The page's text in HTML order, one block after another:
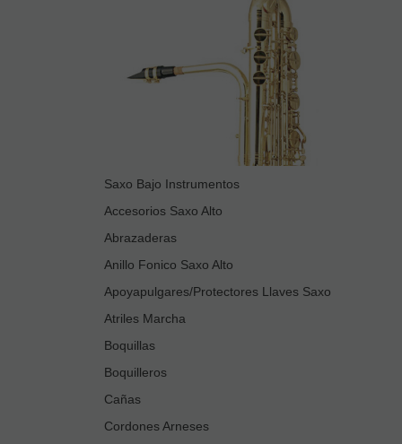
Saxo Bajo Instrumentos
Accesorios Saxo Alto
Abrazaderas
Anillo Fonico Saxo Alto
Apoyapulgares/Protectores Llaves Saxo
Atriles Marcha
Boquillas
Boquilleros
Cañas
Cordones Arneses